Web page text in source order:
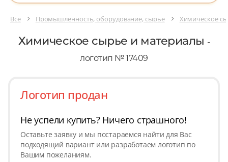
Все Промышленность, оборудование, сырье Химическое
Химическое сырье и материалы -
логотип № 17409
Логотип продан
Не успели купить? Ничего страшного!
Оставьте заявку и мы постараемся найти для Вас
подходящий вариант или разработаем логотип по
Вашим пожеланиям.